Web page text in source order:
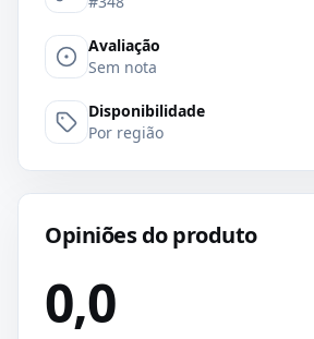
Avaliação
Sem nota
Disponibilidade
Por região
Opiniões do produto
0,0